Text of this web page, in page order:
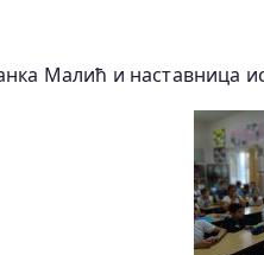
Малић и наставница